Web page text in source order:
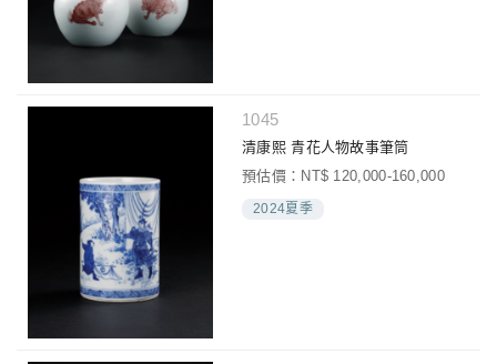
1045
清康熙 青花人物故事筆筒
預估價：NT$ 120,000-160,000
2024夏季